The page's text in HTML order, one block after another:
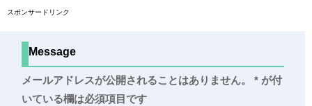
スポンサードリンク
Message
メールアドレスが公開されることはありません。 * が付
いている欄は必須項目です